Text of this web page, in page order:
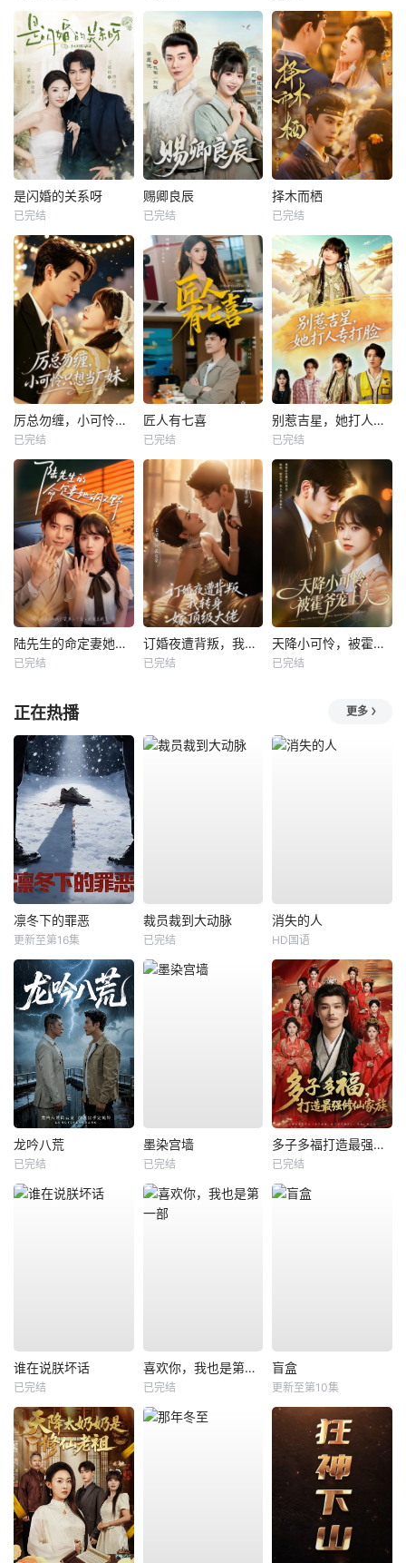
是闪婚的关系呀
已完结
赐卿良辰
已完结
择木而栖
已完结
厉总勿缠，小可怜只想当厂妹
已完结
匠人有七喜
已完结
别惹吉星，她打人专打脸
已完结
陆先生的命定妻她飒又野
已完结
订婚夜遭背叛，我转身嫁顶级大佬
已完结
天降小可怜，被霍爷宠上天
已完结
正在热播 更多
凛冬下的罪恶
更新至第16集
裁员裁到大动脉
已完结
消失的人
HD国语
龙吟八荒
已完结
墨染宫墙
已完结
多子多福打造最强修仙家族
已完结
谁在说朕坏话
已完结
喜欢你，我也是第一部
已完结
盲盒
更新至第10集